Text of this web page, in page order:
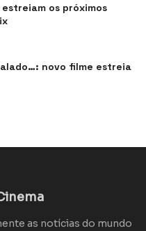
os próximos
novo filme estreia
as notícias do mundo